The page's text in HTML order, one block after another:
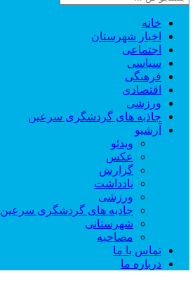
خانه
اخبار شهرستان
اجتماعی
سیاسی
فرهنگی
اقتصادی
ورزشی
جاذبه های گردشگری سرعین
آرشیو
ویدئو
عکس
گزارش
یادداشت
ورزشی
جاذبه های گردشگری سرعین
شهرستانی
مصاحبه
تماس با ما
درباره ما